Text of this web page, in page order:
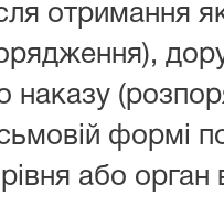
отримання
наказу
формі
або орган